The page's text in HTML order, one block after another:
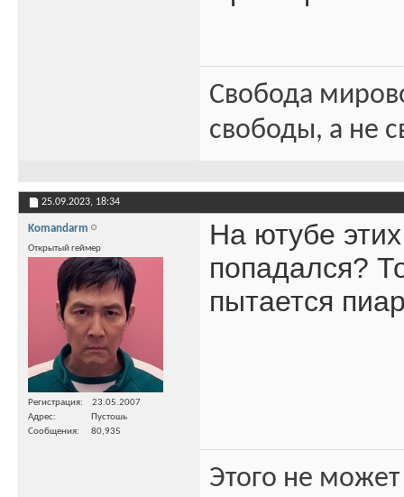
Свобода
свободы, а не
25.09.2023, 18:34
Komandarm
Открытый геймер
Регистрация
23.05.2007
Адрес
Пустошь
Сообщения
80,935
На ютубе
попадался?
пытается
Этого не